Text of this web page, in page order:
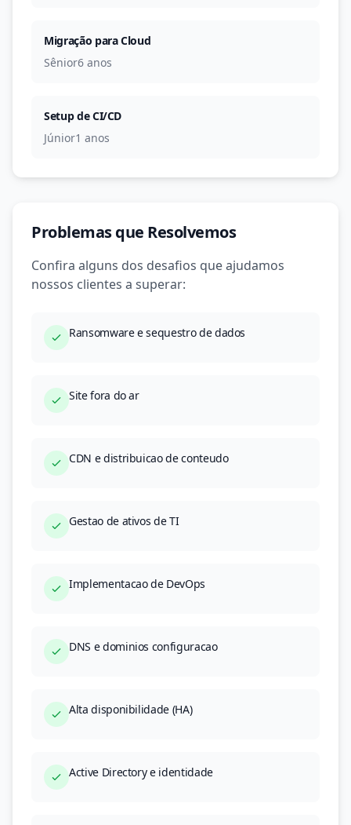
Migração para Cloud
Sênior6 anos
Setup de CI/CD
Júnior1 anos
Problemas que Resolvemos
Confira alguns dos desafios que ajudamos
nossos clientes a superar:
Ransomware e sequestro de dados
Site fora do ar
CDN e distribuicao de conteudo
Gestao de ativos de TI
Implementacao de DevOps
DNS e dominios configuracao
Alta disponibilidade (HA)
Active Directory e identidade